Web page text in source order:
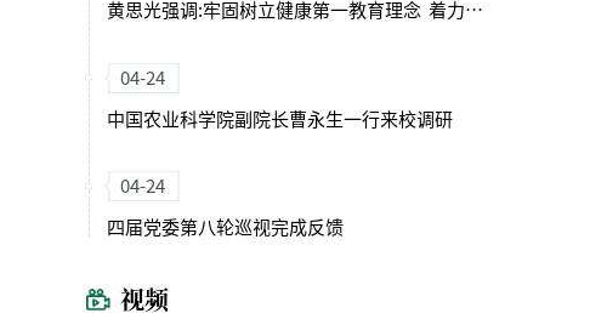
黄思光强调:牢固树立健康第一教育理念 着力培养德智体美劳全面发展的卓越农林人才
04-24
中国农业科学院副院长曹永生一行来校调研
04-24
四届党委第八轮巡视完成反馈
视频